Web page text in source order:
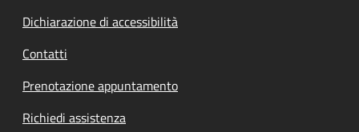
Dichiarazione di accessibilità
Contatti
Prenotazione appuntamento
Richiedi assistenza